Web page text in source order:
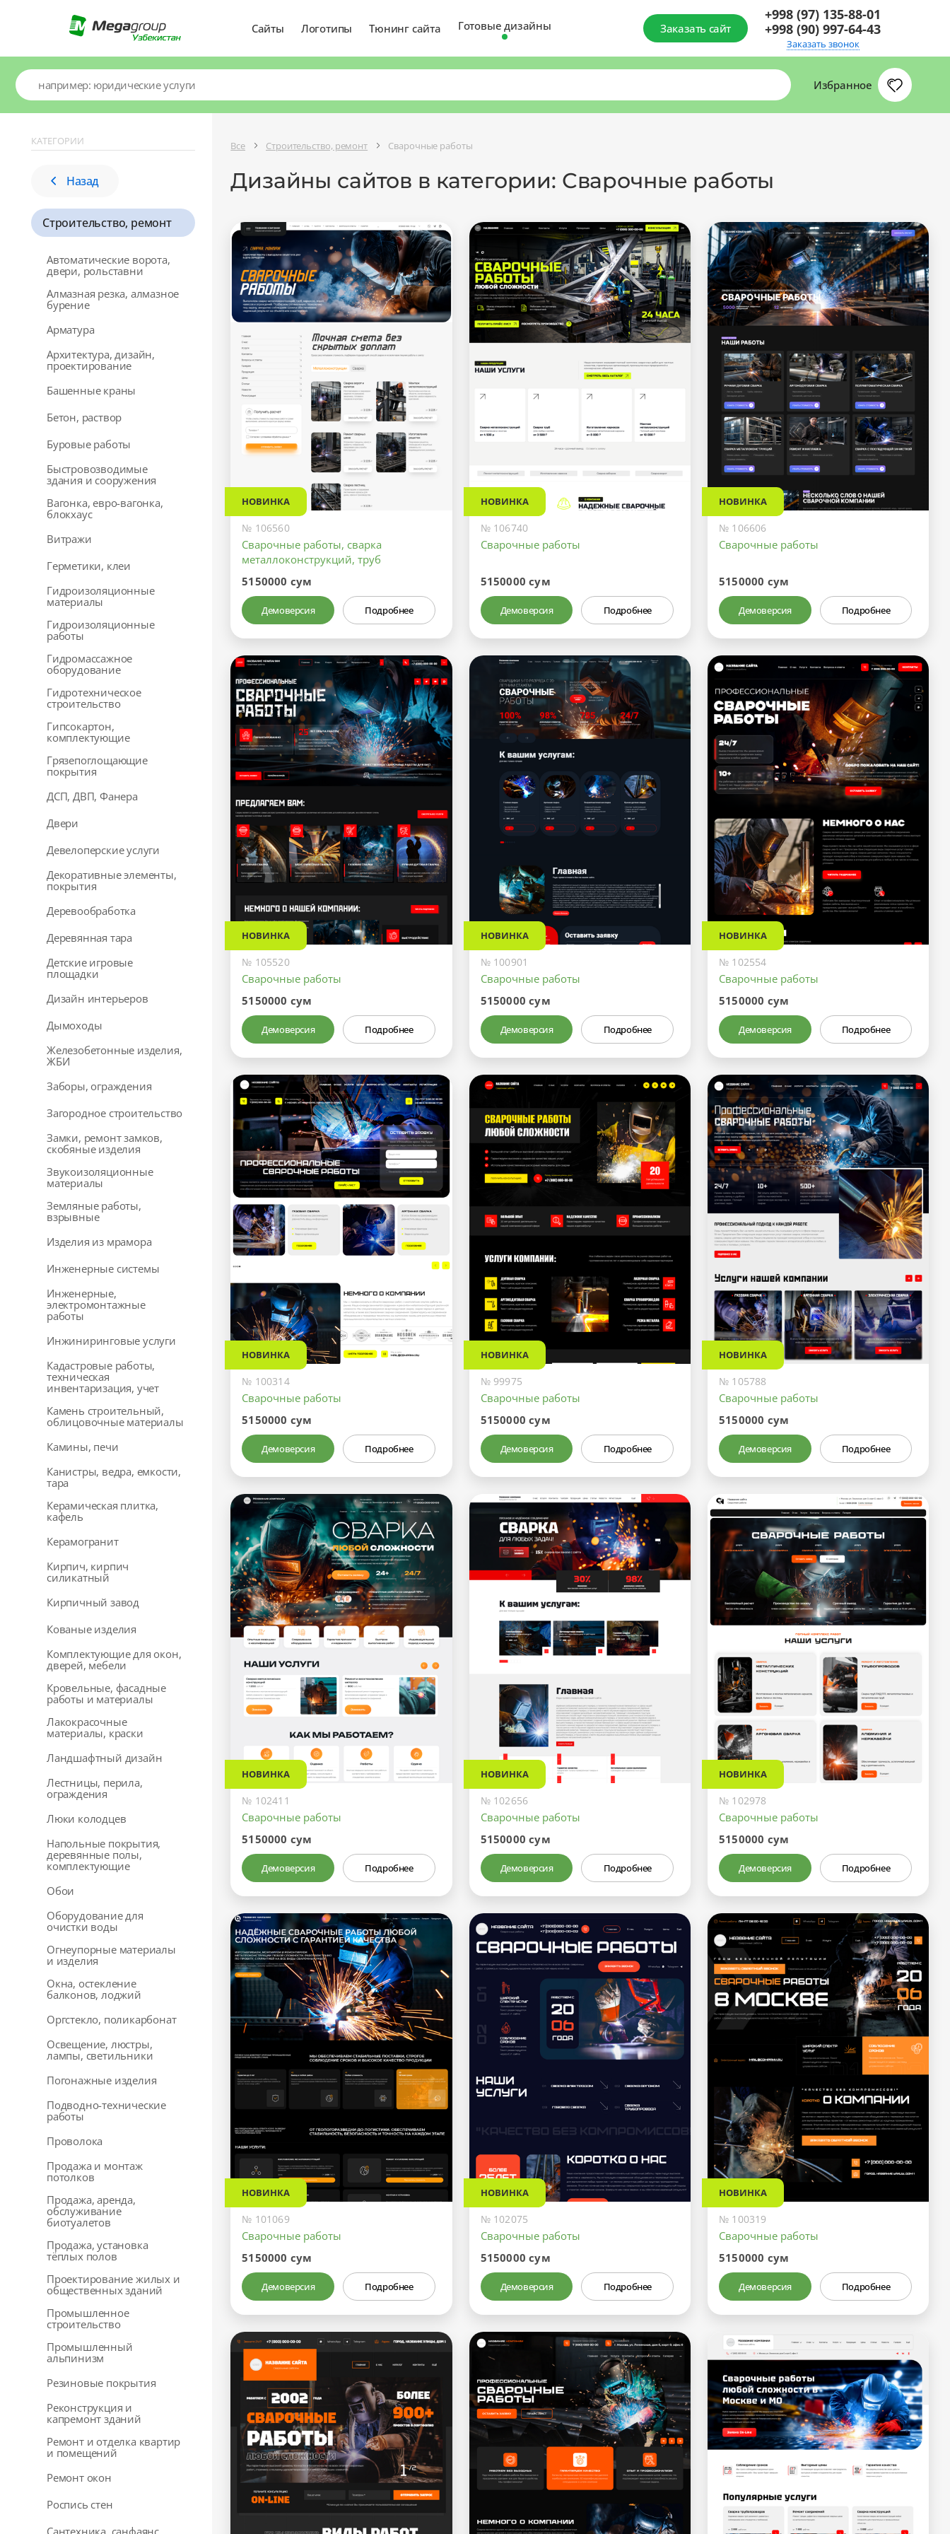
Сайты Логотипы Тюнинг сайта Готовые дизайны Заказать сайт
+998 (97) 135-88-01
+998 (90) 997-64-43
Заказать звонок
Избранное
КАТЕГОРИИ
Назад
Строительство, ремонт
Автоматические ворота,
двери, рольставни
Алмазная резка, алмазное
бурение
Арматура
Архитектура, дизайн,
проектирование
Башенные краны
Бетон, раствор
Буровые работы
Быстровозводимые
здания и сооружения
Вагонка, евро-вагонка,
блокхаус
Витражи
Герметики, клеи
Гидроизоляционные
материалы
Гидроизоляционные
работы
Гидромассажное
оборудование
Гидротехническое
строительство
Гипсокартон,
комплектующие
Грязепоглощающие
покрытия
ДСП, ДВП, Фанера
Двери
Девелоперские услуги
Декоративные элементы,
покрытия
Деревообработка
Деревянная тара
Детские игровые
площадки
Дизайн интерьеров
Дымоходы
Железобетонные изделия,
ЖБИ
Заборы, ограждения
Загородное строительство
Замки, ремонт замков,
скобяные изделия
Звукоизоляционные
материалы
Земляные работы,
взрывные
Изделия из мрамора
Инженерные системы
Инженерные,
электромонтажные
работы
Инжиниринговые услуги
Кадастровые работы,
техническая
инвентаризация, учет
Камень строительный,
облицовочные материалы
Камины, печи
Канистры, ведра, емкости,
тара
Керамическая плитка,
кафель
Керамогранит
Кирпич, кирпич
силикатный
Кирпичный завод
Кованые изделия
Комплектующие для окон,
дверей, мебели
Кровельные, фасадные
работы и материалы
Лакокрасочные
материалы, краски
Ландшафтный дизайн
Лестницы, перила,
ограждения
Люки колодцев
Напольные покрытия,
деревянные полы,
комплектующие
Обои
Оборудование для
очистки воды
Огнеупорные материалы
и изделия
Окна, остекление
балконов, лоджий
Оргстекло, поликарбонат
Освещение, люстры,
лампы, светильники
Погонажные изделия
Подводно-технические
работы
Проволока
Продажа и монтаж
потолков
Продажа, аренда,
обслуживание
биотуалетов
Продажа, установка
тёплых полов
Проектирование жилых и
общественных зданий
Промышленное
строительство
Промышленный
альпинизм
Резиновые покрытия
Реконструкция и
капремонт зданий
Ремонт и отделка квартир
и помещений
Ремонт окон
Роспись стен
Сантехника, санфаянс
Все Строительство, ремонт Сварочные работы
Дизайны сайтов в категории: Сварочные работы
НОВИНКА
№ 106560
Сварочные работы, сварка
металлоконструкций, труб
5150000 сум
Демоверсия Подробнее
НОВИНКА
№ 106740
Сварочные работы
5150000 сум
Демоверсия Подробнее
НОВИНКА
№ 106606
Сварочные работы
5150000 сум
Демоверсия Подробнее
НОВИНКА
№ 105520
Сварочные работы
5150000 сум
Демоверсия Подробнее
НОВИНКА
№ 100901
Сварочные работы
5150000 сум
Демоверсия Подробнее
НОВИНКА
№ 102554
Сварочные работы
5150000 сум
Демоверсия Подробнее
НОВИНКА
№ 100314
Сварочные работы
5150000 сум
Демоверсия Подробнее
НОВИНКА
№ 99975
Сварочные работы
5150000 сум
Демоверсия Подробнее
НОВИНКА
№ 105788
Сварочные работы
5150000 сум
Демоверсия Подробнее
НОВИНКА
№ 102411
Сварочные работы
5150000 сум
Демоверсия Подробнее
НОВИНКА
№ 102656
Сварочные работы
5150000 сум
Демоверсия Подробнее
НОВИНКА
№ 102978
Сварочные работы
5150000 сум
Демоверсия Подробнее
НОВИНКА
№ 101069
Сварочные работы
5150000 сум
Демоверсия Подробнее
НОВИНКА
№ 102075
Сварочные работы
5150000 сум
Демоверсия Подробнее
НОВИНКА
№ 100319
Сварочные работы
5150000 сум
Демоверсия Подробнее